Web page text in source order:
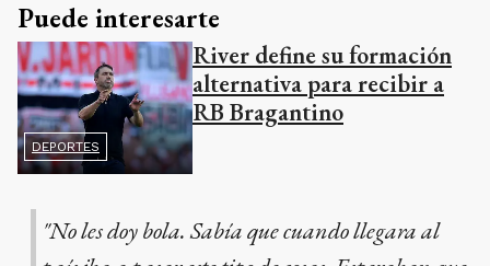
Puede interesarte
DEPORTES
River define su formación
alternativa para recibir a
RB Bragantino
"No les doy bola. Sabía que cuando llegara al